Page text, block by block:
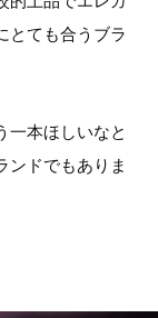
とても合うブラ
一本ほしいなと
ンドでもありま